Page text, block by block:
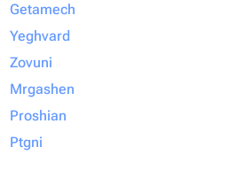
Getamech
Yeghvard
Zovuni
Mrgashen
Proshian
Ptgni